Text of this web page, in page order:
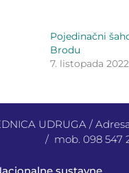
Pojedinačni
Brodu
7. listopada
UDRUGA /
/ mob. 098 547